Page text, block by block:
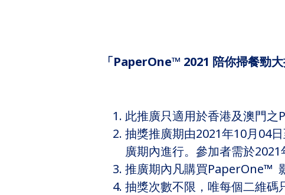
「PaperOne™​ 2021 陪你掃餐勁大
此推廣只適用於香港及澳門之
抽獎推廣期由2021年10月04
廣期內進行。參加者需於
推廣期內凡購買PaperOne™
抽獎次數不限，唯每個二維碼